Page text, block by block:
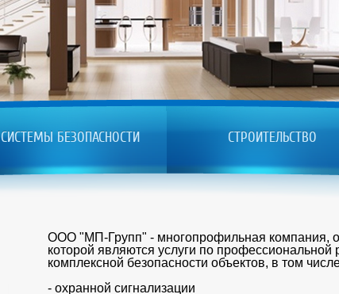
СИСТЕМЫ БЕЗОПАСНОСТИ СТРОИТЕЛЬСТВО
ООО "МП-Групп" - многопрофильная компания,
которой являются услуги по профессиональной
комплексной безопасности объектов, в том
- охранной сигнализации